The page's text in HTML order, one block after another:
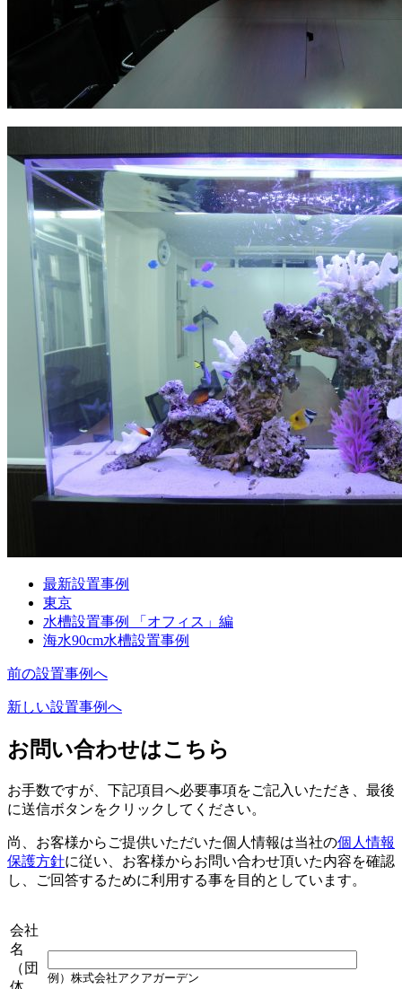
最新設置事例
東京
水槽設置事例 「オフィス」編
海水90cm水槽設置事例
前の設置事例へ
新しい設置事例へ
お問い合わせはこちら
お手数ですが、下記項目へ必要事項をご記入いただき、最後
に送信ボタンをクリックしてください。
尚、お客様からご提供いただいた個人情報は当社の個人情報
保護方針に従い、お客様からお問い合わせ頂いた内容を確認
し、ご回答するために利用する事を目的としています。
会社
名
（団
例）株式会社アクアガーデン